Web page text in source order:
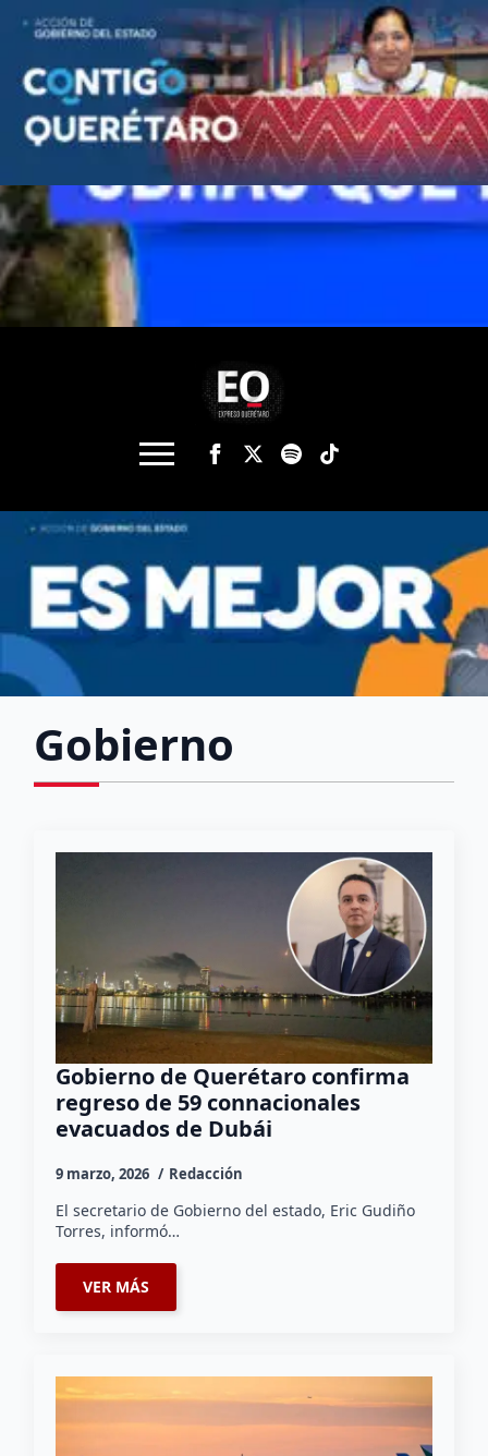
Gobierno
Gobierno de Querétaro confirma
regreso de 59 connacionales
evacuados de Dubái
9 marzo, 2026 Redacción
El secretario de Gobierno del estado, Eric Gudiño
Torres, informó…
VER MÁS